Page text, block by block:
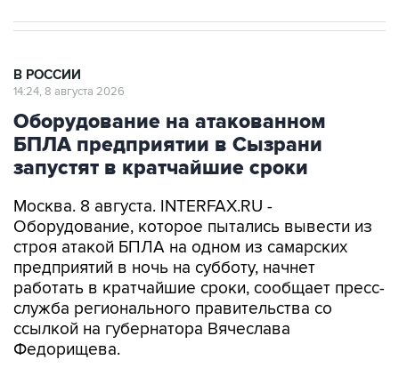
В РОССИИ
14:24, 8 августа 2026
Оборудование на атакованном
БПЛА предприятии в Сызрани
запустят в кратчайшие сроки
Москва. 8 августа. INTERFAX.RU -
Оборудование, которое пытались вывести из
строя атакой БПЛА на одном из самарских
предприятий в ночь на субботу, начнет
работать в кратчайшие сроки, сообщает пресс-
служба регионального правительства со
ссылкой на губернатора Вячеслава
Федорищева.